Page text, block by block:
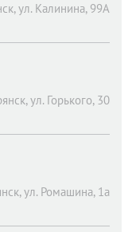
ул. Калинина, 99А
ул. Горького, 30
ул. Ромашина, 1а